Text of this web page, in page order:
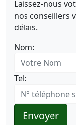
Laissez-nous
nos conseillers
délais.
Nom:
Tel:
Envoyer